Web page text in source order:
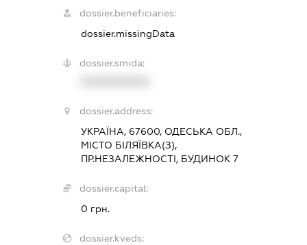
dossier.beneficiaries:
dossier.missingData
dossier.smida:
dossier.address:
УКРАЇНА, 67600, ОДЕСЬКА ОБЛ.,
МІСТО БІЛЯЇВКА(З),
ПР.НЕЗАЛЕЖНОСТІ, БУДИНОК 7
dossier.capital:
0 грн.
dossier.kveds: